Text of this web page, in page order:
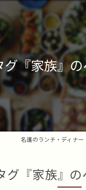
グ『家族』
名護のランチ・ディナ
グ『家族』